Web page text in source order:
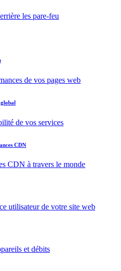
les pare-feu
de vos pages web
de vos services
CDN
CDN à travers le monde
utilisateur de votre site web
et débits